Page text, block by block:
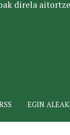
direla
EGIN